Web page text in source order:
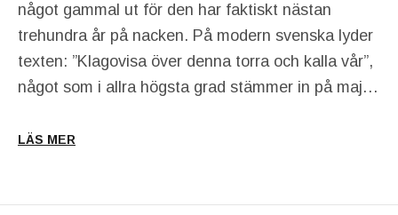
något gammal ut för den har faktiskt nästan
trehundra år på nacken. På modern svenska lyder
texten: ”Klagovisa över denna torra och kalla vår”,
något som i allra högsta grad stämmer in på maj…
LÄS MER